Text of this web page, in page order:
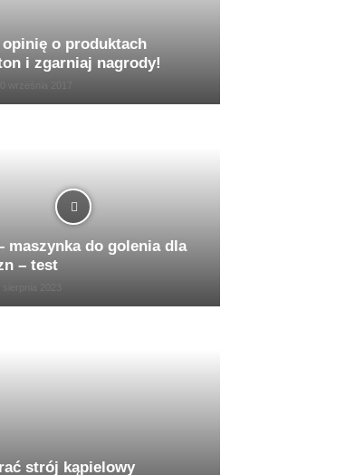
o produktach
i zgarniaj nagrody!
maszynka do golenia dla
– test
strój kąpielowy